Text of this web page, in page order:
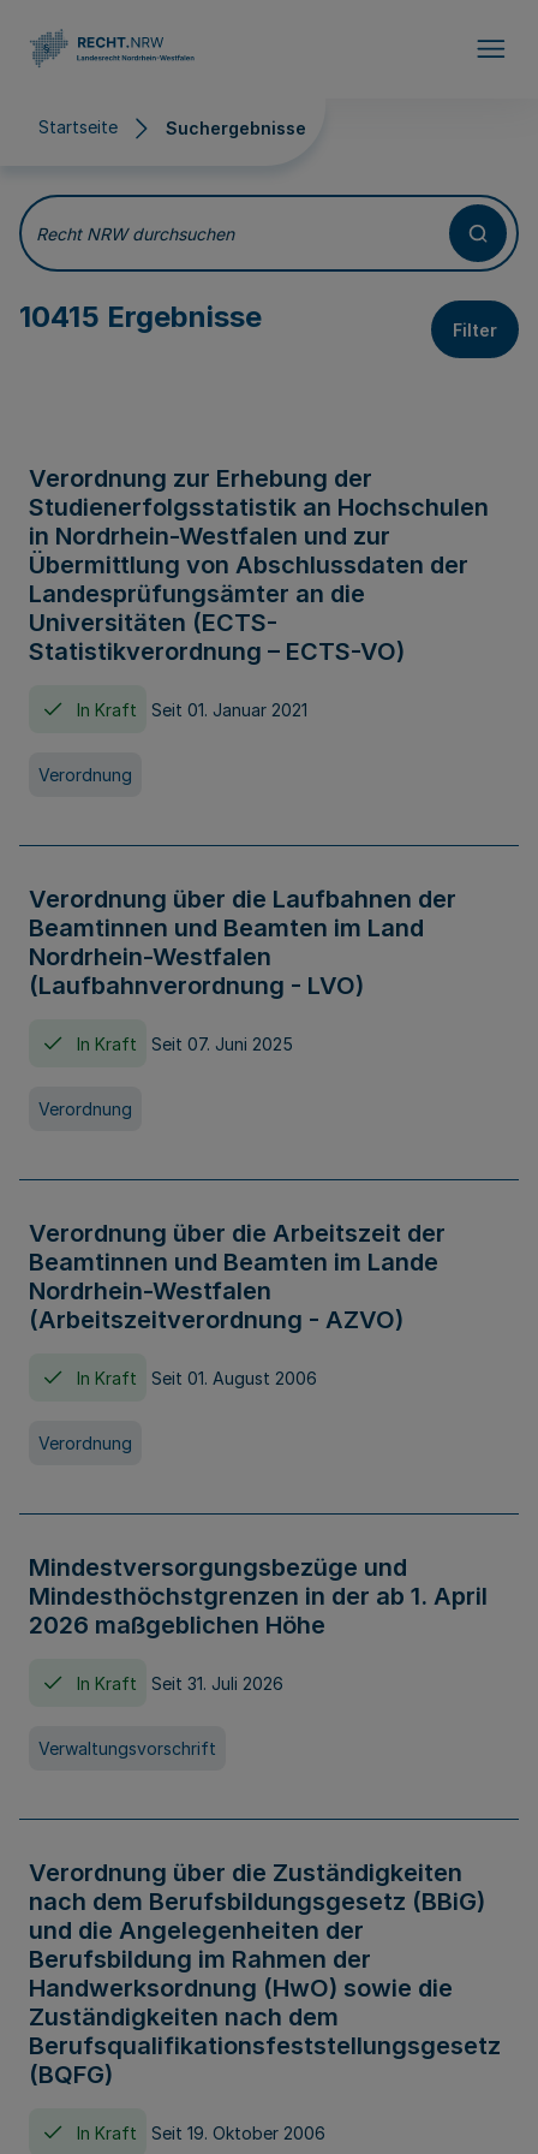
Startseite Suchergebnisse
Suchergebnisse
Recht NRW durchsuchen
10415 Ergebnisse Filter
Verordnung zur Erhebung der
Studienerfolgsstatistik an Hochschulen
in Nordrhein-Westfalen und zur
Übermittlung von Abschlussdaten der
Landesprüfungsämter an die
Universitäten (ECTS-
Statistikverordnung – ECTS-VO)
In Kraft Seit 01. Januar 2021
Verordnung
Verordnung über die Laufbahnen der
Beamtinnen und Beamten im Land
Nordrhein-Westfalen
(Laufbahnverordnung - LVO)
In Kraft Seit 07. Juni 2025
Verordnung
Verordnung über die Arbeitszeit der
Beamtinnen und Beamten im Lande
Nordrhein-Westfalen
(Arbeitszeitverordnung - AZVO)
In Kraft Seit 01. August 2006
Verordnung
Mindestversorgungsbezüge und
Mindesthöchstgrenzen in der ab 1. April
2026 maßgeblichen Höhe
In Kraft Seit 31. Juli 2026
Verwaltungsvorschrift
Verordnung über die Zuständigkeiten
nach dem Berufsbildungsgesetz (BBiG)
und die Angelegenheiten der
Berufsbildung im Rahmen der
Handwerksordnung (HwO) sowie die
Zuständigkeiten nach dem
Berufsqualifikationsfeststellungsgesetz
(BQFG)
In Kraft Seit 19. Oktober 2006